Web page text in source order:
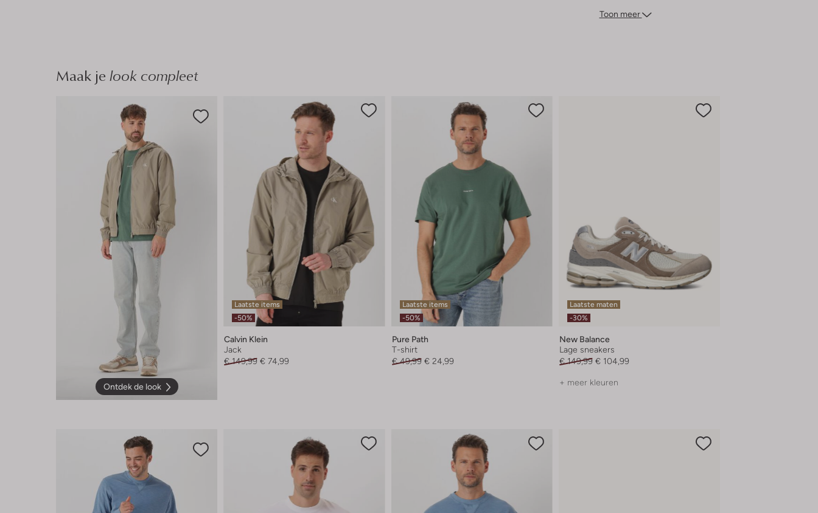
een meer geklede uitstraling. Deze jeans
Toon meer
Maak je look compleet
Ontdek de look
Laatste items
-50%
Calvin Klein
Jack
€ 149,99 € 74,99
Laatste items
-50%
Pure Path
T-shirt
€ 49,99 € 24,99
Laatste maten
-30%
New Balance
Lage sneakers
€ 149,99 € 104,99
+ meer kleuren